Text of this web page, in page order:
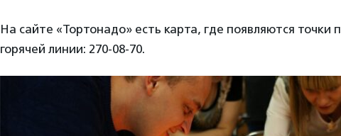
На сайте «Тортонадо» есть карта, где появляются точки
горячей линии: 270-08-70.